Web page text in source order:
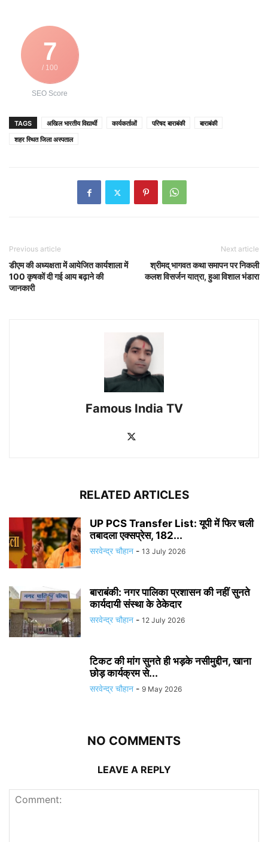
7
/ 100
SEO Score
TAGS अखिल भारतीय विद्यार्थी कार्यकर्ताओं परिषद बाराबंकी
बाराबंकी
शहर स्थित जिला अस्पताल
Previous article
डीएम की अध्यक्षता में आयेजित कार्यशाला में
100 कृषकों दी गई आय बढ़ाने की
जानकारी
Next article
श्रीमद् भागवत कथा समापन पर निकली
कलश विसर्जन यात्रा, हुआ विशाल भंडारा
Famous India TV
RELATED ARTICLES
UP PCS Transfer List: यूपी में फिर चली
तबादला एक्सप्रेस, 182...
सरवेन्द्र चौहान - 13 July 2026
बाराबंकी: नगर पालिका प्रशासन की नहीं सुनते
कार्यदायी संस्था के ठेकेदार
सरवेन्द्र चौहान - 12 July 2026
टिकट की मांग सुनते ही भड़के नसीमुद्दीन, खाना
छोड़ कार्यक्रम से...
सरवेन्द्र चौहान - 9 May 2026
NO COMMENTS
LEAVE A REPLY